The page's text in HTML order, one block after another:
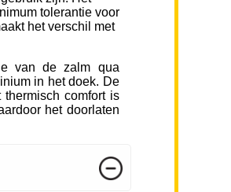
tolerantie voor
het verschil met
van de zalm qua
in het doek. De
thermisch comfort is
het doorlaten